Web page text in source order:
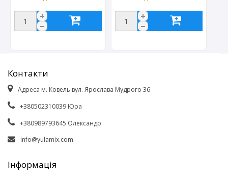
Контакти
Адреса м. Ковель вул. Ярослава Мудрого 36
+380502310039 Юра
+380989793645 Олександр
info@yulamix.com
Інформація